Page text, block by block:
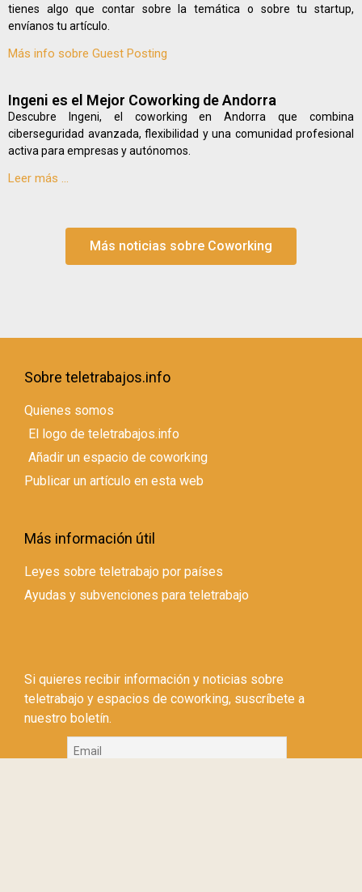
tienes algo que contar sobre la temática o sobre tu startup,
envíanos tu artículo.
Más info sobre Guest Posting
Ingeni es el Mejor Coworking de Andorra
Descubre Ingeni, el coworking en Andorra que combina
ciberseguridad avanzada, flexibilidad y una comunidad profesional
activa para empresas y autónomos.
Leer más ...
Más noticias sobre Coworking
Sobre teletrabajos.info
Quienes somos
El logo de teletrabajos.info
Añadir un espacio de coworking
Publicar un artículo en esta web
Más información útil
Leyes sobre teletrabajo por países
Ayudas y subvenciones para teletrabajo
Si quieres recibir información y noticias sobre
teletrabajo y espacios de coworking, suscríbete a
nuestro boletín.